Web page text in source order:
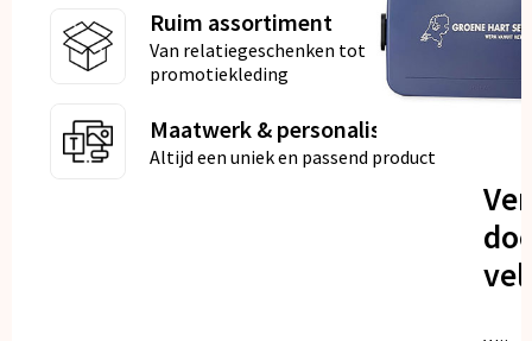
Ruim assortiment
Van relatiegeschenken tot
promotiekleding
Maatwerk & personalisatie
Altijd een uniek en passend product